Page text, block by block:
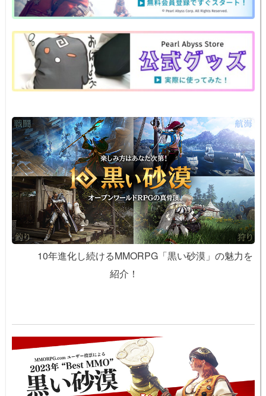
a b
o
o
k
st ot
e
Li
n
k
10年進化し続けるMMORPG「黒い砂漠」の魅力を
紹介！